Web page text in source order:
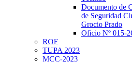
Documento de
de Seguridad
Grocio Prado
Oficio Nº 015-
ROF
TUPA 2023
MCC-2023